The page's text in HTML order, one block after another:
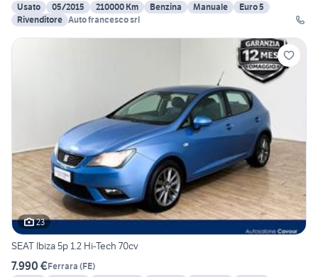
Usato
05/2015 210000 Km Benzina Manuale
Euro 5
Rivenditore Auto francesco srl
23
SEAT Ibiza 5p 1.2 Hi-Tech 70cv
7.990 €Ferrara (FE)